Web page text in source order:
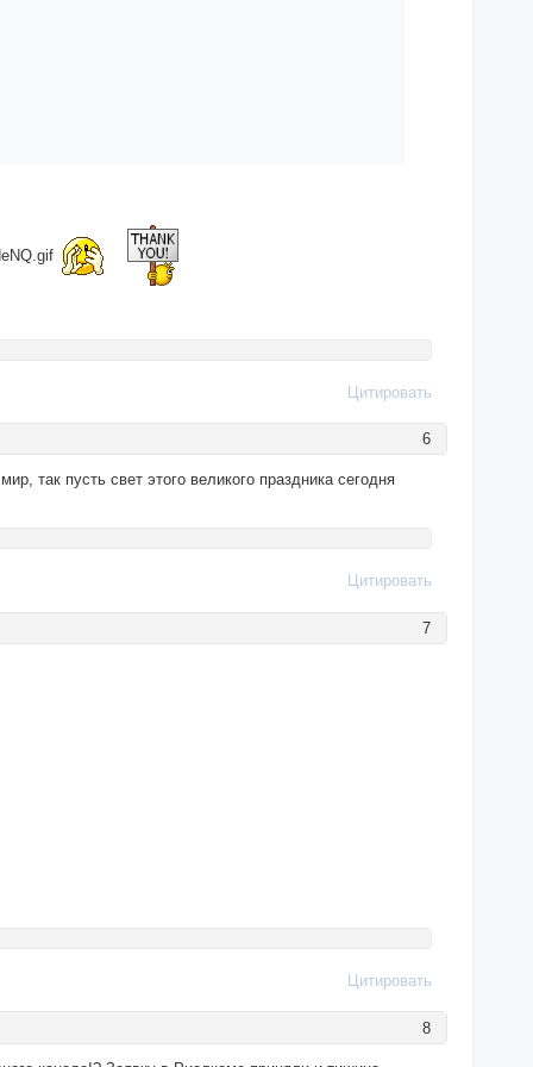
Цитировать
6
так пусть свет этого великого праздника сегодня
Цитировать
7
Цитировать
8